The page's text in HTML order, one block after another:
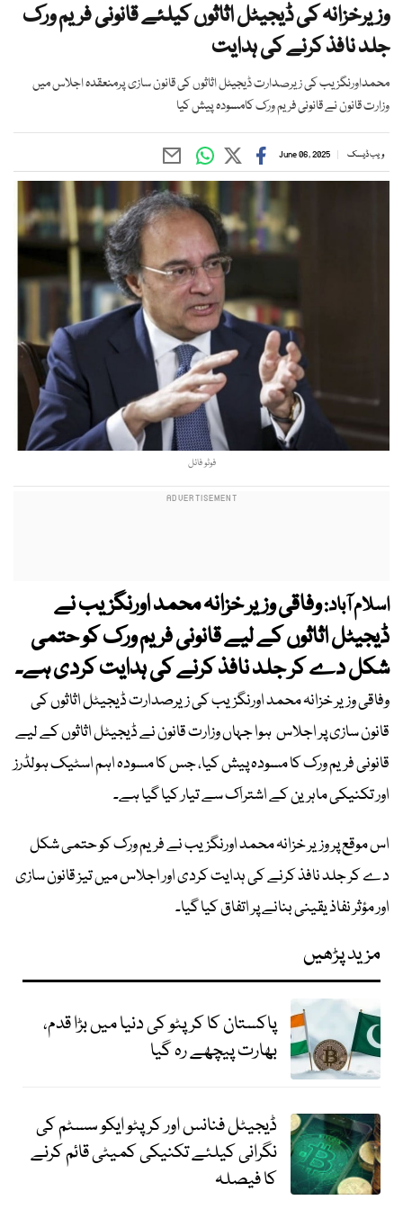
وزیرخزانہ کی ڈیجیٹل اثاثوں کیلئے قانونی فریم ورک
جلد نافذ کرنے کی ہدایت
محمداورنگزیب کی زیرصدارت ڈیجیٹل اثاثوں کی قانون سازی پرمنعقدہ اجلاس میں
وزارت قانون نے قانونی فریم ورک کامسودہ پیش کیا
ویب ڈیسک June 06, 2025
فوٹو فائل
اسلام آباد:وفاقی وزیر خزانہ محمد اورنگزیب نے
ڈیجیٹل اثاثوں کے لیے قانونی فریم ورک کو حتمی
شکل دے کر جلد نافذ کرنے کی ہدایت کردی ہے۔
وفاقی وزیر خزانہ محمد اورنگزیب کی زیرصدارت ڈیجیٹل اثاثوں کی
قانون سازی پر اجلاس ہوا جہاں وزارت قانون نے ڈیجیٹل اثاثوں کے لیے
قانونی فریم ورک کا مسودہ پیش کیا، جس کا مسودہ اہم اسٹیک ہولڈرز
اور تکنیکی ماہرین کے اشتراک سے تیار کیا گیا ہے۔
اس موقع پر وزیر خزانہ محمد اورنگزیب نے فریم ورک کو حتمی شکل
دے کر جلد نافذ کرنے کی ہدایت کردی اور اجلاس میں تیز قانون سازی
اور مؤثر نفاذ یقینی بنانے پر اتفاق کیا گیا۔
مزید پڑھیں
پاکستان کا کرپٹو کی دنیا میں بڑا قدم،
بھارت پیچھے رہ گیا
ڈیجیٹل فنانس اور کرپٹو ایکو سسٹم کی
نگرانی کیلئے تکنیکی کمیٹی قائم کرنے
کا فیصلہ